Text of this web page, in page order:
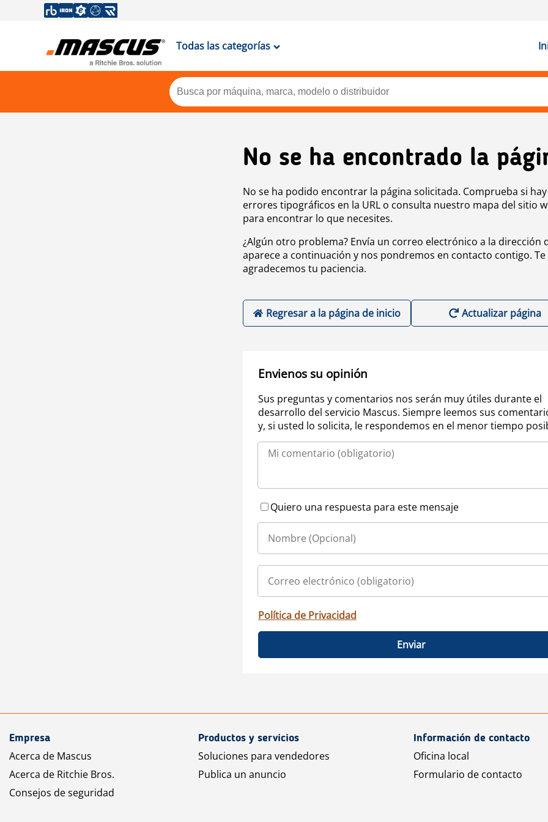
Todas las categorías
No se ha encontrado la
No se ha podido encontrar la página solicitada. Comprueba si hay
errores tipográficos en la URL o consulta nuestro mapa del sitio
para encontrar lo que necesites.
¿Algún otro problema? Envía un correo electrónico a la dirección
aparece a continuación y nos pondremos en contacto contigo. Te
agradecemos tu paciencia.
Regresar a la página de inicio Actualizar página
Envienos su opinión
Sus preguntas y comentarios nos serán muy útiles durante el
desarrollo del servicio Mascus. Siempre leemos sus
y, si usted lo solicita, le respondemos en el menor tiempo
Quiero una respuesta para este mensaje
Política de Privacidad
Enviar
Empresa
Acerca de Mascus
Acerca de Ritchie Bros.
Consejos de seguridad
Productos y servicios
Soluciones para vendedores
Publica un anuncio
Información de contacto
Oficina local
Formulario de contacto